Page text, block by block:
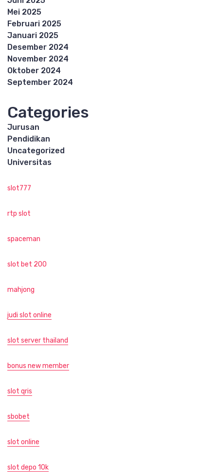
Mei 2025
Februari 2025
Januari 2025
Desember 2024
November 2024
Oktober 2024
September 2024
Categories
Jurusan
Pendidikan
Uncategorized
Universitas
slot777
rtp slot
spaceman
slot bet 200
mahjong
judi slot online
slot server thailand
bonus new member
slot qris
sbobet
slot online
slot depo 10k